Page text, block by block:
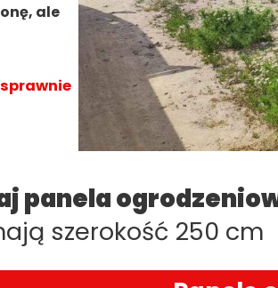
ale
panela
szerokość 250 cm